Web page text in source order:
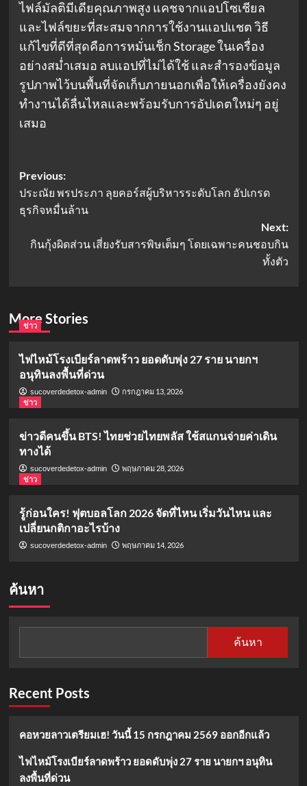
ไฟล์มัลติมีเดียคุณภาพสูง แคชจากแอปโซเชียล
และไฟล์ขยะที่สะสมจากการใช้งานแอปแชต วิธี
แก้ไขที่ดีที่สุดคือการหมั่นเช็ก Storage ในเครื่อง
อย่างสม่ำเสมอ ลบแอปที่ไม่ได้ใช้ และสำรองข้อมูล
รูปภาพไว้บนพื้นที่จัดเก็บภายนอกเพื่อให้เครื่องยังคง
ทำงานได้ลื่นไหลและพร้อมรับการอัปเดตใหม่ๆ อยู่
เสมอ
Post
navigation
Previous:
ประณัย พรประภา ลุยคอร์สผู้บริหารระดับโลก อัปเกรด
ธุรกิจหมื่นล้าน
Next:
กินกุ้งผิดส่วน เสี่ยงรับสารพิษเต็มๆ โดยเฉพาะคนชอบกิน
ทั้งตัว
More Stories
ข่าว
ไฟไหม้โรงเบียร์ลาดพร้าว ยอดดับพุ่ง 27 ราย นายกฯ
อนุทินลงพื้นที่ด่วน
sucoverdedetox-admin
กรกฎาคม 13, 2026
ข่าว
ข่าวดีคนขึ้น BTS! ไทยช่วยไทยพลัส ใช้สแกนจ่ายค่าเดิน
ทางได้
sucoverdedetox-admin
พฤษภาคม 28, 2026
ข่าว
รู้ก่อนใคร! ฟุตบอลโลก 2026 จัดที่ไหน เริ่มวันไหน และ
เปลี่ยนกติกาอะไรบ้าง
sucoverdedetox-admin พฤษภาคม 14, 2026
ค้นหา
ค้นหา
Recent Posts
คอหวยลาวเตรียมเฮ! วันนี้ 15 กรกฎาคม 2569 ออกอีกแล้ว
ไฟไหม้โรงเบียร์ลาดพร้าว ยอดดับพุ่ง 27 ราย นายกฯ อนุทิน
ลงพื้นที่ด่วน